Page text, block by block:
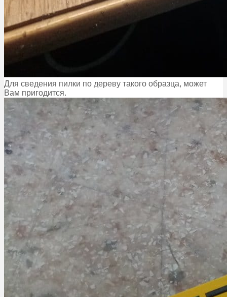
Для сведения пилки по дереву такого образца, может
Вам пригодится.